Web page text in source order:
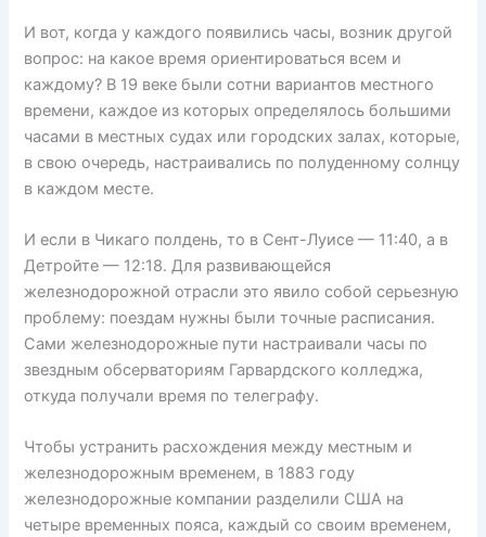
И вот, когда у каждого появились часы, возник другой
вопрос: на какое время ориентироваться всем и
каждому? В 19 веке были сотни вариантов местного
времени, каждое из которых определялось большими
часами в местных судах или городских залах, которые,
в свою очередь, настраивались по полуденному солнцу
в каждом месте.
И если в Чикаго полдень, то в Сент-Луисе — 11:40, а в
Детройте — 12:18. Для развивающейся
железнодорожной отрасли это явило собой серьезную
проблему: поездам нужны были точные расписания.
Сами железнодорожные пути настраивали часы по
звездным обсерваториям Гарвардского колледжа,
откуда получали время по телеграфу.
Чтобы устранить расхождения между местным и
железнодорожным временем, в 1883 году
железнодорожные компании разделили США на
четыре временных пояса, каждый со своим временем,